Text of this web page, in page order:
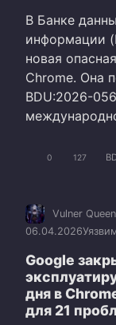
В Банке
информации
новая
Chrome. Она
BDU:2026-
0 127
Vulner Queen
06.04.2026
Google
дня в
для 21